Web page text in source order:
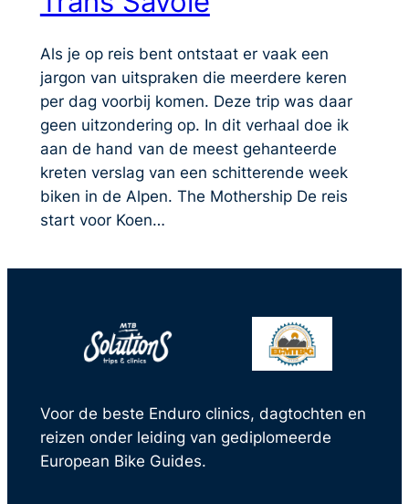
Als je op reis bent ontstaat er vaak een
jargon van uitspraken die meerdere keren
per dag voorbij komen. Deze trip was daar
geen uitzondering op. In dit verhaal doe ik
aan de hand van de meest gehanteerde
kreten verslag van een schitterende week
biken in de Alpen. The Mothership De reis
start voor Koen…
Voor de beste Enduro clinics, dagtochten en
reizen onder leiding van gediplomeerde
European Bike Guides.